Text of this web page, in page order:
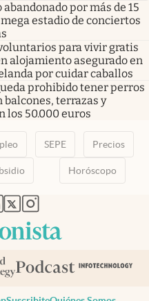
por más de 15
estadio de conciertos
para vivir gratis
alojamiento asegurado en
por cuidar caballos
prohibido tener perros
balcones, terrazas y
los 50.000 euros
SEPE Precios
Horóscopo
nueva pestaña
en nueva pestaña
abre en nueva pestaña
abre en nueva pestaña
abre en nueva pestaña